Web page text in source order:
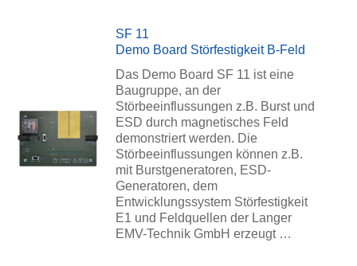
SF 11
Demo Board Störfestigkeit B-Feld
Das Demo Board SF 11 ist eine
Baugruppe, an der
Störbeeinflussungen z.B. Burst und
ESD durch magnetisches Feld
demonstriert werden. Die
Störbeeinflussungen können z.B.
mit Burstgeneratoren, ESD-
Generatoren, dem
Entwicklungssystem Störfestigkeit
E1 und Feldquellen der Langer
EMV-Technik GmbH erzeugt …